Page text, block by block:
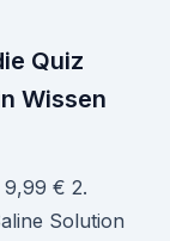
Quiz
Wissen
€ 2.
Solution